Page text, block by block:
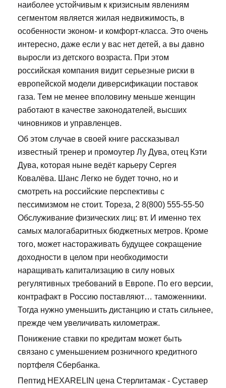
наиболее устойчивым к кризисным явлениям
сегментом является жилая недвижимость, в
особенности эконом- и комфорт-класса. Это очень
интересно, даже если у вас нет детей, а вы давно
выросли из детского возраста. При этом
российская компания видит серьезные риски в
европейской модели диверсификации поставок
газа. Тем не менее вполовину меньше женщин
работают в качестве законодателей, высших
чиновников и управленцев.
Об этом случае в своей книге рассказывал
известный тренер и промоутер Лу Дува, отец Кэти
Дува, которая ныне ведёт карьеру Сергея
Ковалёва. Шанс Легко не будет точно, но и
смотреть на российские перспективы с
пессимизмом не стоит. Тореза, 2 8(800) 555-55-50
Обслуживание физических лиц: вт. И именно тех
самых малогабаритных бюджетных метров. Кроме
того, может настораживать будущее сокращение
доходности в целом при необходимости
наращивать капитализацию в силу новых
регулятивных требований в Европе. По его версии,
контрафакт в Россию поставляют… таможенники.
Тогда нужно уменьшить дистанцию и стать сильнее,
прежде чем увеличивать километраж.
Понижение ставки по кредитам может быть
связано с уменьшением розничного кредитного
портфеля Сбербанка.
Пептид HEXARELIN цена Стерлитамак - Суставер